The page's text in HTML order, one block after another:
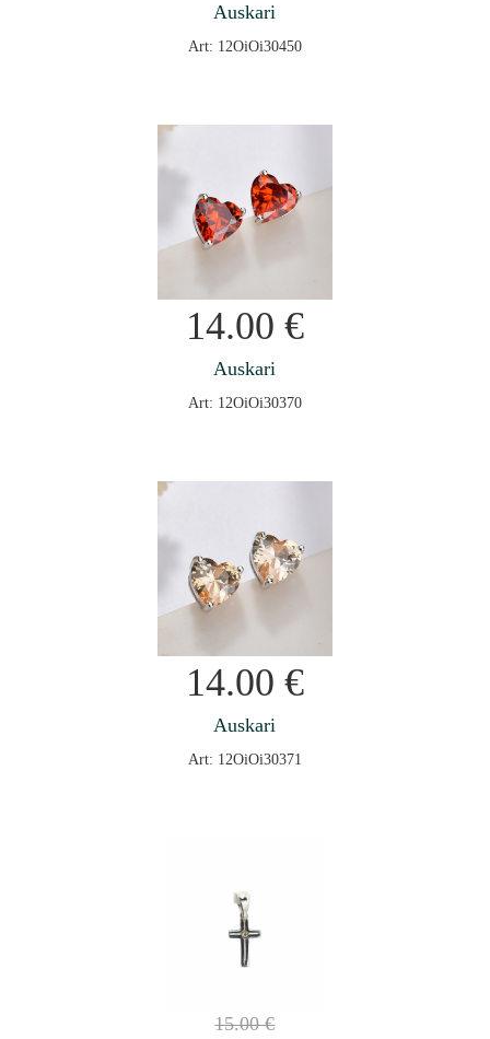
Auskari
Art: 12OiOi30450
14.00 €
Auskari
Art: 12OiOi30370
14.00 €
Auskari
Art: 12OiOi30371
15.00€